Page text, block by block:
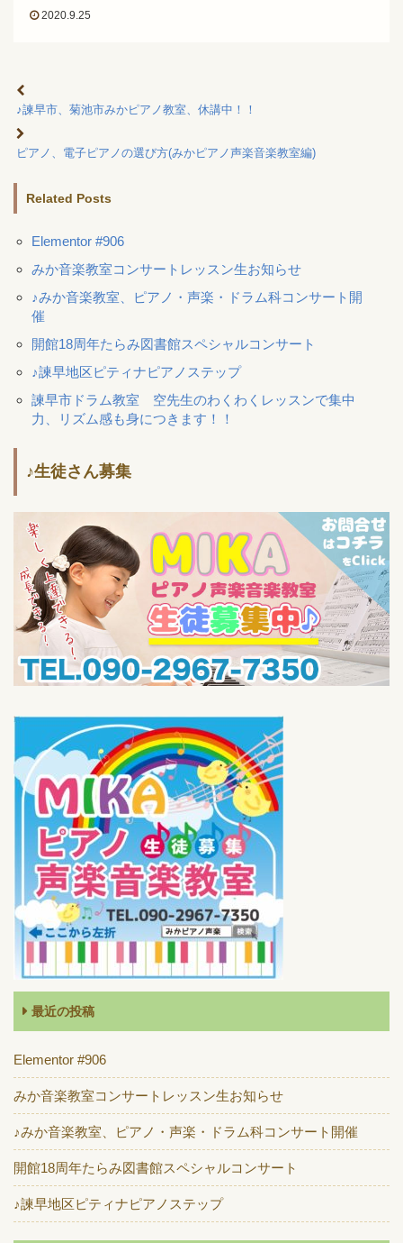
2020.9.25
♪諫早市、菊池市みかピアノ教室、休講中！！
ピアノ、電子ピアノの選び方(みかピアノ声楽音楽教室編)
Related Posts
Elementor #906
みか音楽教室コンサートレッスン生お知らせ
♪みか音楽教室、ピアノ・声楽・ドラム科コンサート開
催
開館18周年たらみ図書館スペシャルコンサート
♪諫早地区ピティナピアノステップ
諫早市ドラム教室 空先生のわくわくレッスンで集中
力、リズム感も身につきます！！
♪生徒さん募集
最近の投稿
Elementor #906
みか音楽教室コンサートレッスン生お知らせ
♪みか音楽教室、ピアノ・声楽・ドラム科コンサート開催
開館18周年たらみ図書館スペシャルコンサート
♪諫早地区ピティナピアノステップ